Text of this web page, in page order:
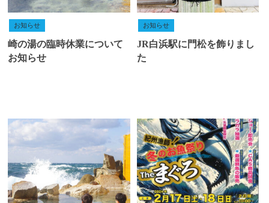
お知らせ
崎の湯の臨時休業について
お知らせ
お知らせ
JR白浜駅に門松を飾りまし
た